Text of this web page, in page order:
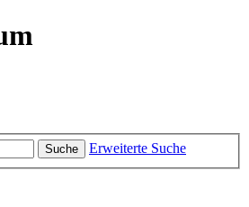
Suche Erweiterte Suche